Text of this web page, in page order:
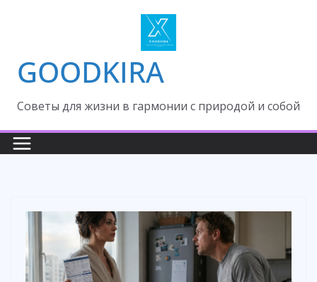
GOODKIRA
Cоветы для жизни в гармонии с природой и собой